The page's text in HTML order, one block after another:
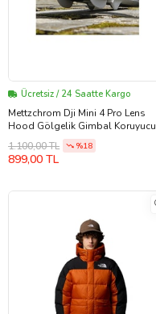
Ücretsiz / 24 Saatte Kargo
Mettzchrom Dji Mini 4 Pro Lens
Hood Gölgelik Gimbal Koruyucu
Güneşlik Grey
1.100,00 TL %18
899,00 TL